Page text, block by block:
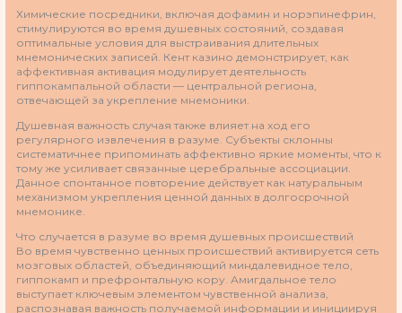
Химические посредники, включая дофамин и норэпинефрин,
стимулируются во время душевных состояний, создавая
оптимальные условия для выстраивания длительных
мнемонических записей. Кент казино демонстрирует, как
аффективная активация модулирует деятельность
гиппокампальной области — центральной региона,
отвечающей за укрепление мнемоники.
Душевная важность случая также влияет на ход его
регулярного извлечения в разуме. Субъекты склонны
систематичнее припоминать аффективно яркие моменты, что к
тому же усиливает связанные церебральные ассоциации.
Данное спонтанное повторение действует как натуральным
механизмом укрепления ценной данных в долгосрочной
мнемонике.
Что случается в разуме во время душевных происшествий
Во время чувственно ценных происшествий активируется сеть
мозговых областей, объединяющий миндалевидное тело,
гиппокамп и префронтальную кору. Амигдальное тело
выступает ключевым элементом чувственной анализа,
распознавая важность получаемой информации и инициируя